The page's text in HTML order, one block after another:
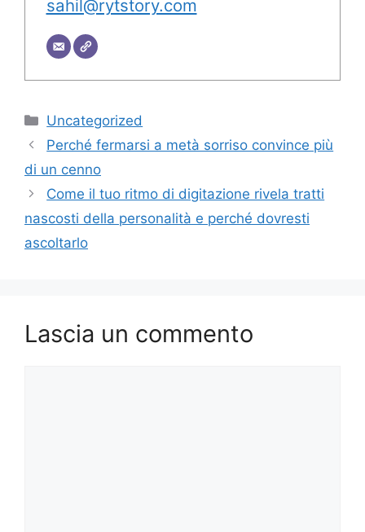
sahil@rytstory.com
Categorie
Uncategorized
Perché fermarsi a metà sorriso convince più
di un cenno
Come il tuo ritmo di digitazione rivela tratti
nascosti della personalità e perché dovresti
ascoltarlo
Lascia un commento